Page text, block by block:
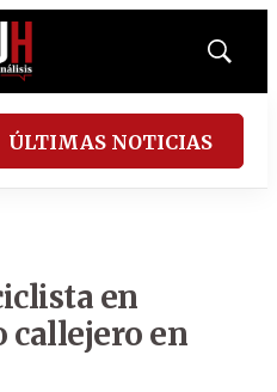
Mostrar
ÚLTIMAS NOTICIAS
en
callejero en